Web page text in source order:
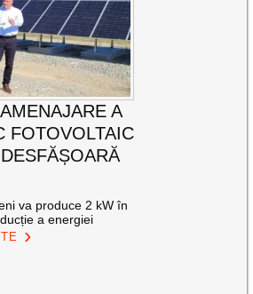
A
FOTOVOLTAIC
va produce 2 kW în
a energiei